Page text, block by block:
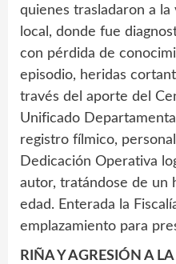
quienes trasladaron a
local, donde fue
con pérdida de
episodio, heridas
través del aporte del
Unificado
registro fílmico,
Dedicación Operativa
autor, tratándose de un
edad. Enterada la
emplazamiento para
RIÑA Y AGRESIÓN A